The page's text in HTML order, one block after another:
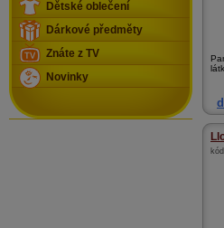
Dětské oblečení
Dárkové předměty
Znáte z TV
Novinky